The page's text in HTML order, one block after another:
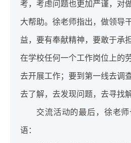
考，考虑问题也更加严谨，对
大帮助。徐老师指出，做领导
益，要有奉献精神，要敢于承
在学校任何一个工作岗位上的
去开展工作；要到第一线去调
去了解，去发现问题，去寻找
交流活动的最后，徐老
语：